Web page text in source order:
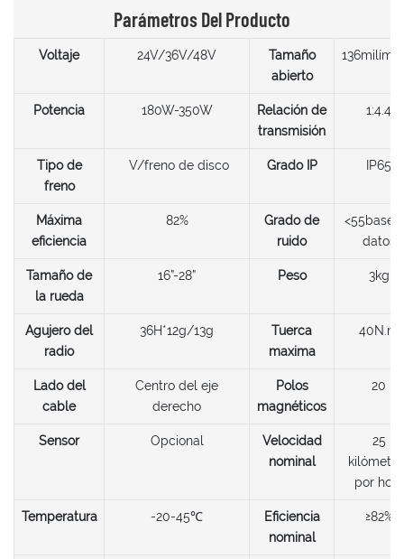
Parámetros Del Producto
Voltaje 24V/36V/48V
Tamaño
abierto
Potencia 180W-350W
Relación de
transmisión
1:4.4
Tipo de
freno
V/freno de disco Grado IP IP65
Máxima
eficiencia
82%
Grado de
ruido
<55base
datos
Tamaño de
la rueda
16”-28” Peso 3kg
Agujero del
radio
36H*12g/13g
Tuerca
maxima
40N.m
Lado del
cable
Centro del eje
derecho
Polos
magnéticos
20
Sensor Opcional
Velocidad
nominal
25
por hora
Temperatura -20-45℃
Eficiencia
nominal
≥82%